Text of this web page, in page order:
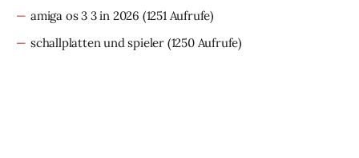
amiga os 3 3 in 2026 (1251 Aufrufe)
schallplatten und spieler (1250 Aufrufe)